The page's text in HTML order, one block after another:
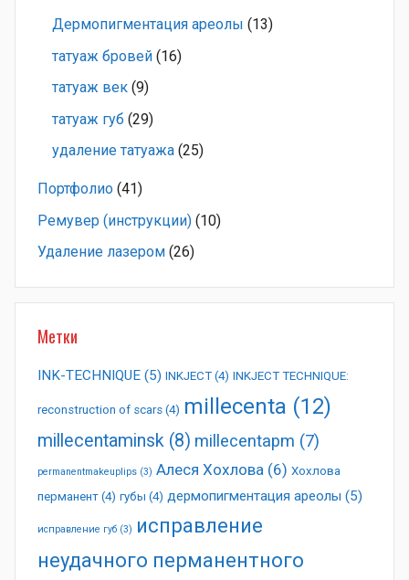
Дермопигментация ареолы (13)
татуаж бровей (16)
татуаж век (9)
татуаж губ (29)
удаление татуажа (25)
Портфолио (41)
Ремувер (инструкции) (10)
Удаление лазером (26)
Метки
INK-TECHNIQUE (5) INKJECT (4) INKJECT TECHNIQUE:
reconstruction of scars (4) millecenta (12)
millecentaminsk (8) millecentapm (7)
permanentmakeuplips (3) Алеся Хохлова (6) Хохлова
перманент (4) губы (4) дермопигментация ареолы (5)
исправление губ (3) исправление
неудачного перманентного